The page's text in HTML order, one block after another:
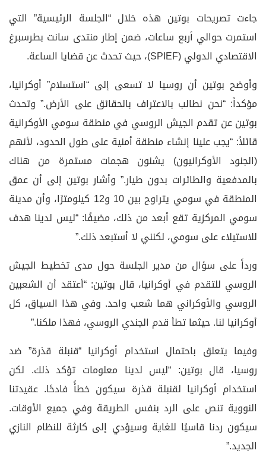
جاءت تصريحات بوتين هذه خلال “الجلسة الرئيسية” التي
استمرت حوالي أربع ساعات، ضمن إطار منتدى سانت بطرسبرغ
الاقتصادي الدولي (SPIEF)، حيث تحدث عن قضايا الساعة.
وأوضح بوتين أن روسيا لا تسعى إلى “استسلام” أوكرانيا،
مؤكداً: “نحن نطالب بالاعتراف بالحقائق على الأرض.” وتحدث
بوتين عن تقدم الجيش الروسي في منطقة سومي الأوكرانية
قائلاً: “يجب علينا إنشاء منطقة أمنية على طول الحدود، لأنهم
(الجنود الأوكرانيون) يشنون هجمات مستمرة من هناك
بالمدفعية والطائرات بدون طيار.” وأشار بوتين إلى أن عمق
المنطقة في سومي يتراوح بين 10 و12 كيلومترًا، وأن مدينة
سومي المركزية تقع أبعد من ذلك، مضيفًا: “ليس لدينا هدف
للاستيلاء على سومي، لكنني لا أستبعد ذلك.”
ورداً على سؤال من مدير الجلسة حول مدى تخطيط الجيش
الروسي للتقدم في أوكرانيا، قال بوتين: “أعتقد أن الشعبين
الروسي والأوكراني هما شعب واحد. وفي هذا السياق، كل
أوكرانيا لنا. حيثما تطأ قدم الجندي الروسي، فهذا ملكنا.”
وفيما يتعلق باحتمال استخدام أوكرانيا “قنبلة قذرة” ضد
روسيا، قال بوتين: “ليس لدينا معلومات تؤكد ذلك. لكن
استخدام أوكرانيا لقنبلة قذرة سيكون خطأً فادحًا. عقيدتنا
النووية تنص على الرد بنفس الطريقة وفي جميع الأوقات.
سيكون ردنا قاسيًا للغاية وسيؤدي إلى كارثة للنظام النازي
الجديد.”